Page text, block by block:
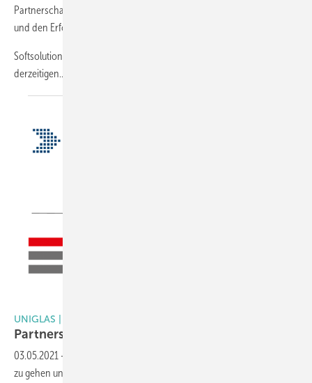
Partnerschaft bekanntgegeben. Diese soll das langfristige Wachstum
und den Erfolg beider Unternehmen unterstützen.
Softsolution und LiteSentry werden weiterhin an ihren
derzeitigen...
UNIGLAS | FLACHGLAS MARKENKREIS
Partnerschaft in Sachen
03.05.2021 -
zu gehen und dem Markt zu zeigen, dass Erfolg nicht nur bedeutet,